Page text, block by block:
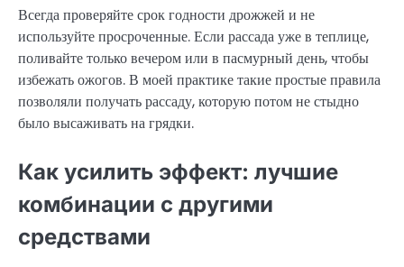
Всегда проверяйте срок годности дрожжей и не
используйте просроченные. Если рассада уже в теплице,
поливайте только вечером или в пасмурный день, чтобы
избежать ожогов. В моей практике такие простые правила
позволяли получать рассаду, которую потом не стыдно
было высаживать на грядки.
Как усилить эффект: лучшие
комбинации с другими
средствами